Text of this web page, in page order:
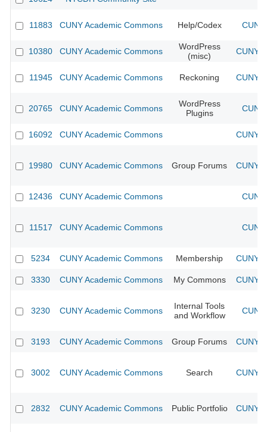
11883 CUNY Academic Commons Help/Codex
10380 CUNY Academic Commons
WordPress
(misc)
CUNY
11945 CUNY Academic Commons Reckoning CUNY
20765 CUNY Academic Commons
WordPress
Plugins
16092 CUNY Academic Commons CUNY
19980 CUNY Academic Commons Group Forums CUNY
12436 CUNY Academic Commons
11517 CUNY Academic Commons
5234 CUNY Academic Commons Membership CUNY
3330 CUNY Academic Commons My Commons CUNY
3230 CUNY Academic Commons
Internal Tools
and Workflow
3193 CUNY Academic Commons Group Forums CUNY
3002 CUNY Academic Commons Search CUNY
2832 CUNY Academic Commons Public Portfolio CUNY